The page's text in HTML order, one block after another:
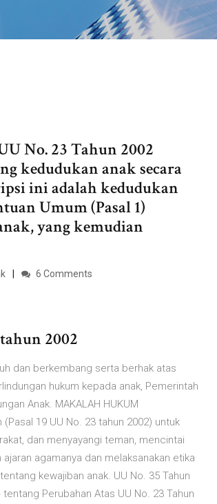
No. 23 Tahun 2002
kedudukan anak secara
ini adalah kedudukan
Umum (Pasal 1)
yang kemudian
6 Comments
2002
dan berkembang serta berhak atas
hukum kepada anak, Pemerintah
Anak. MAKALAH HUKUM
(Pasal 19 UU No. 23 tahun 2002) untuk
dan menyayangi teman, mencintai
agamanya dan melaksanakan etika
kewajiban anak. UU No. 35 Tahun
Perubahan Atas UU No. 23 Tahun